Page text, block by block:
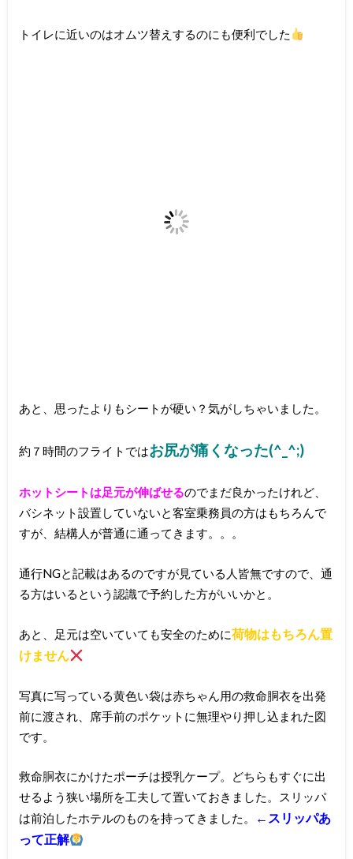
トイレに近いのはオムツ替えするのにも便利でした
あと、思ったよりもシートが硬い？気がしちゃいました。
約７時間のフライトではお尻が痛くなった(^_^;)
ホットシートは足元が伸ばせるのでまだ良かったけれど、
バシネット設置していないと客室乗務員の方はもちろんで
すが、結構人が普通に通ってきます。。。
通行NGと記載はあるのですが見ている人皆無ですので、通
る方はいるという認識で予約した方がいいかと。
あと、足元は空いていても安全のために荷物はもちろん置
けません
写真に写っている黄色い袋は赤ちゃん用の救命胴衣を出発
前に渡され、席手前のポケットに無理やり押し込まれた図
です。
救命胴衣にかけたポーチは授乳ケープ。どちらもすぐに出
せるよう狭い場所を工夫して置いておきました。スリッパ
は前泊したホテルのものを持ってきました。
←スリッパあ
って正解